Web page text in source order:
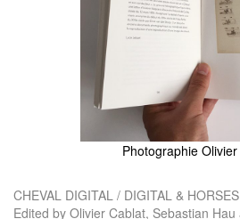
Photographie
CHEVAL DIGITAL / DIGITAL & HORSES
Edited by Olivier Cablat, Sebastian